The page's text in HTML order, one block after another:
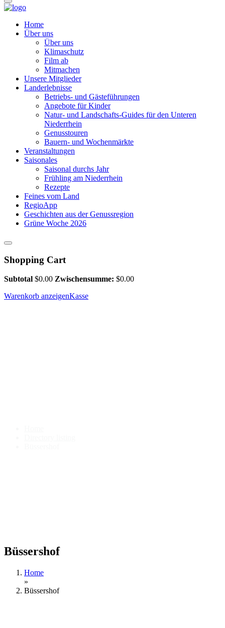
Home
Über uns
Über uns
Klimaschutz
Film ab
Mitmachen
Unsere Mitglieder
Landerlebnisse
Betriebs- und Gästeführungen
Angebote für Kinder
Natur- und Landschafts-Guides für den Unteren
Niederrhein
Genusstouren
Bauern- und Wochenmärkte
Veranstaltungen
Saisonales
Saisonal durchs Jahr
Frühling am Niederrhein
Rezepte
Feines vom Land
RegioApp
Geschichten aus der Genussregion
Grüne Woche 2026
Shopping Cart
Subtotal $0.00 Zwischensumme: $0.00
Warenkorb anzeigenKasse
Büssershof
Home
»
Büssershof